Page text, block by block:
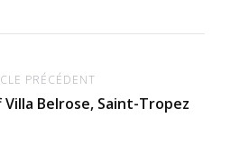
PRÉCÉDENT
Belrose, Saint-Tropez